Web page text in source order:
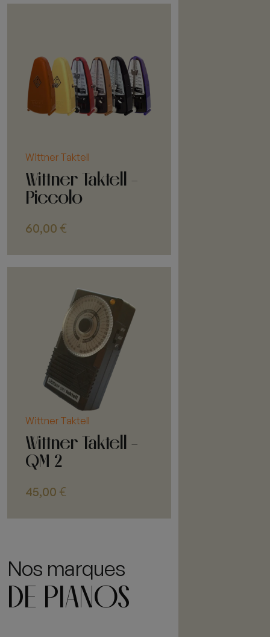
Wittner Taktell
Wittner Taktell -
Piccolo
60,00 €
Wittner Taktell
Wittner Taktell -
QM 2
45,00 €
Nos marques
DE PIANOS